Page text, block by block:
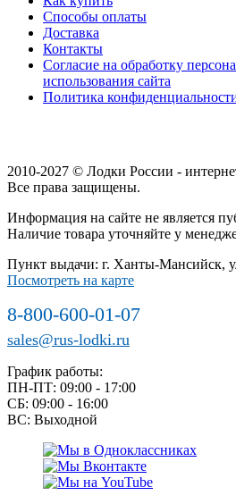
Способы оплаты
Доставка
Контакты
Согласие на обработку
использования сайта
Политика
2010-2027 © Лодки России -
Все права защищены.
Информация на сайте не является
Наличие товара уточняйте у
Пункт выдачи: г. Ханты-Мансийск,
Посмотреть на карте
8-800-600-01-07
sales@rus-lodki.ru
График работы:
ПН-ПТ: 09:00 - 17:00
СБ: 09:00 - 16:00
ВС: Выходной